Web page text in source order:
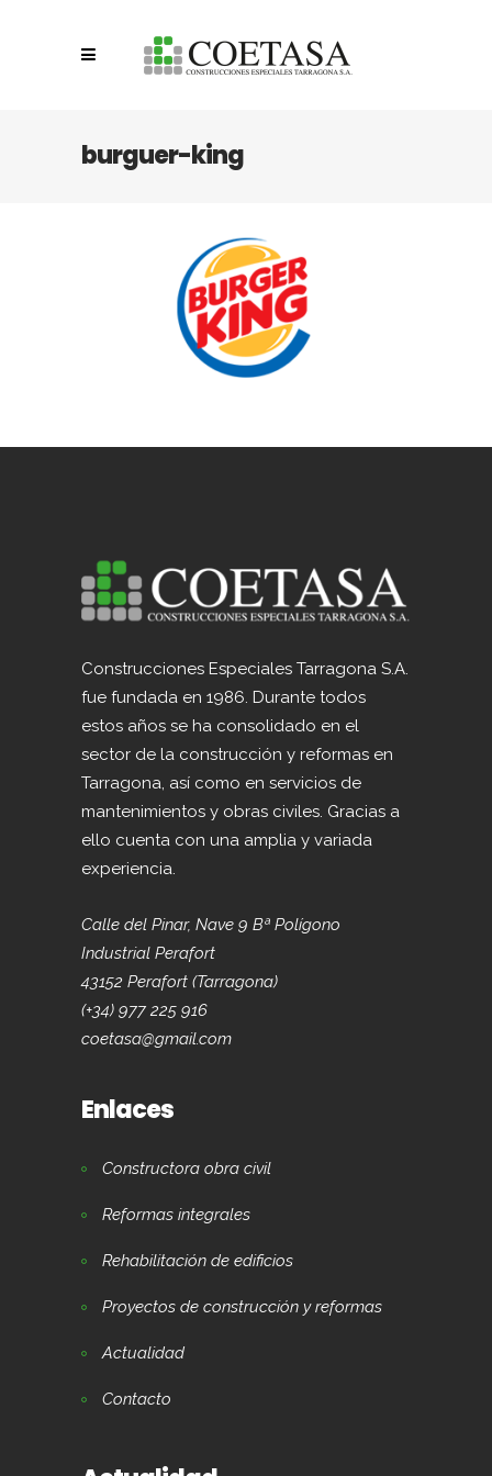
burguer-king
Construcciones Especiales Tarragona S.A.
fue fundada en 1986. Durante todos
estos años se ha consolidado en el
sector de la construcción y reformas en
Tarragona, así como en servicios de
mantenimientos y obras civiles. Gracias a
ello cuenta con una amplia y variada
experiencia.
Calle del Pinar, Nave 9 Bª Polígono
Industrial Perafort
43152 Perafort (Tarragona)
(+34) 977 225 916
coetasa@gmail.com
Enlaces
Constructora obra civil
Reformas integrales
Rehabilitación de edificios
Proyectos de construcción y reformas
Actualidad
Contacto